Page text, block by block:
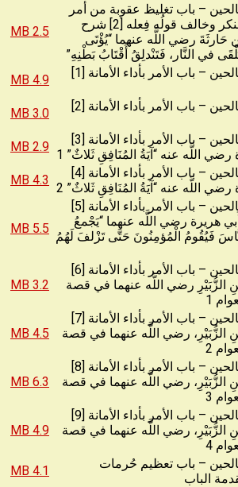
– باب تغليظ عقوبة من أمر
بمعروف أَوْ نهى عن منكر وخالف قولُه فِعله [2] شرح
حَارثَةَ رضي اللَّه عنهما “يُؤْتَى
في النَّار، فَتَنْدلِقُ أَقْتَابُ بَطْنِهِ”
2.5 MB
شرح كتاب رياض الصالحين – باب الأمر بأداء الأمانة [1]
4.9 MB
شرح كتاب رياض الصالحين – باب الأمر بأداء الأمانة [2]
3.0 MB
شرح كتاب رياض الصالحين – باب الأمر بأداء الأمانة [3]
اللَّه عنه “آيَةُ المُنَافِقِ ثَلاثٌ” 1
2.9 MB
شرح كتاب رياض الصالحين – باب الأمر بأداء الأمانة [4]
اللَّه عنه “آيَةُ المُنَافِقِ ثَلاثٌ” 2
4.3 MB
شرح كتاب رياض الصالحين – باب الأمر بأداء الأمانة [5]
هريرة رضي اللَّه عنهما “يَجْمعُ
فَيُقُومُ الْمُؤمِنُونَ حَتَّى تَزْلفَ لَهُمُ
5.5 MB
شرح كتاب رياض الصالحين – باب الأمر بأداء الأمانة [6]
الزُّبَيْرِ رضي اللَّه عنهما في قصة
1
3.2 MB
شرح كتاب رياض الصالحين – باب الأمر بأداء الأمانة [7]
الزُّبَيْرِ، رضي اللَّه عنهما في قصة
2
4.5 MB
شرح كتاب رياض الصالحين – باب الأمر بأداء الأمانة [8]
الزُّبَيْرِ، رضي اللَّه عنهما في قصة
3
6.3 MB
شرح كتاب رياض الصالحين – باب الأمر بأداء الأمانة [9]
الزُّبَيْرِ، رضي اللَّه عنهما في قصة
4
4.9 MB
– باب تعظيم حُرمات
4.1 MB